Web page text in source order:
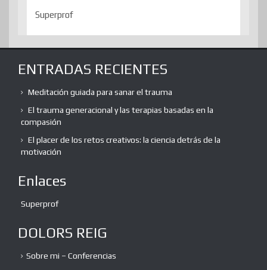
Superprof
ENTRADAS RECIENTES
Meditación guiada para sanar el trauma
El trauma generacional y las terapias basadas en la
compasión
El placer de los retos creativos: la ciencia detrás de la
motivación
Enlaces
Superprof
DOLORS REIG
Sobre mi – Conferencias